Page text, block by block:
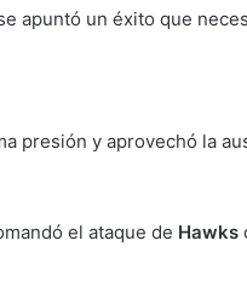
apuntó un éxito que
presión y aprovechó la
el ataque de Hawks